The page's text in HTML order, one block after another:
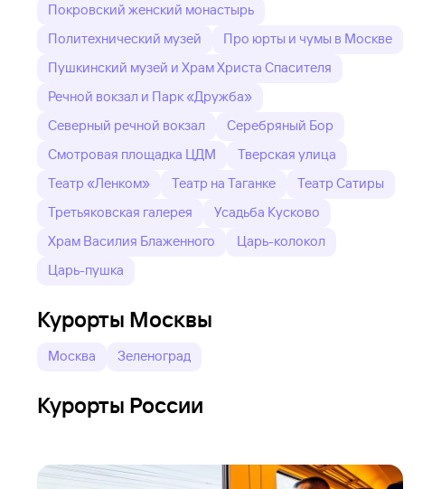
Покровский женский монастырь
Политехнический музей
Про юрты и чумы в Москве
Пушкинский музей и Храм Христа Спасителя
Речной вокзал и Парк «Дружба»
Северный речной вокзал
Серебряный Бор
Смотровая площадка ЦДМ
Тверская улица
Театр «Ленком»
Театр на Таганке
Театр Сатиры
Третьяковская галерея
Усадьба Кусково
Храм Василия Блаженного
Царь-колокол
Царь-пушка
Курорты Москвы
Москва Зеленоград
Курорты России